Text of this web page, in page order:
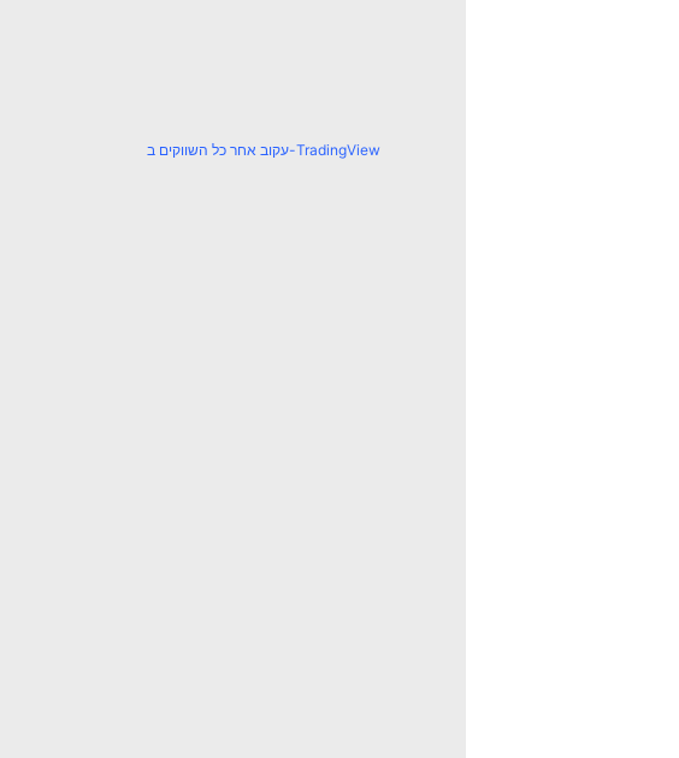
עקוב אחר כל השווקים ב-TradingView